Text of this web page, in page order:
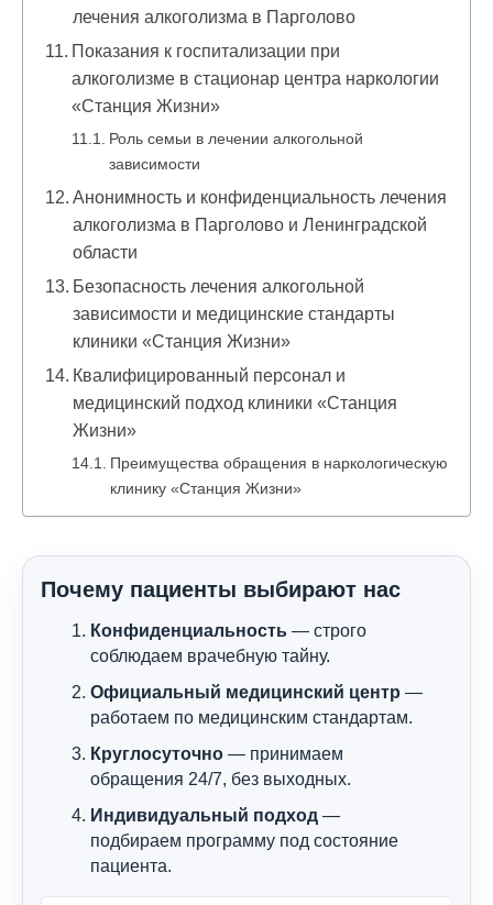
лечения алкоголизма в Парголово
Показания к госпитализации при
алкоголизме в стационар центра наркологии
«Станция Жизни»
Роль семьи в лечении алкогольной
зависимости
Анонимность и конфиденциальность лечения
алкоголизма в Парголово и Ленинградской
области
Безопасность лечения алкогольной
зависимости и медицинские стандарты
клиники «Станция Жизни»
Квалифицированный персонал и
медицинский подход клиники «Станция
Жизни»
Преимущества обращения в наркологическую
клинику «Станция Жизни»
Почему пациенты выбирают нас
Конфиденциальность — строго
соблюдаем врачебную тайну.
Официальный медицинский центр —
работаем по медицинским стандартам.
Круглосуточно — принимаем
обращения 24/7, без выходных.
Индивидуальный подход —
подбираем программу под состояние
пациента.